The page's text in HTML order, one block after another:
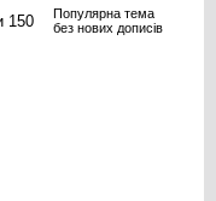
Популярна тема
без нових дописів